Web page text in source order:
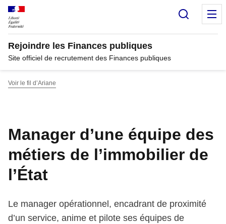
Panneau de gestion des cookies
Rejoindre les Finances publiques
Site officiel de recrutement des Finances publiques
Voir le fil d’Ariane
Manager d’une équipe des
métiers de l’immobilier de
l’État
Le manager opérationnel, encadrant de proximité
d’un service, anime et pilote ses équipes de